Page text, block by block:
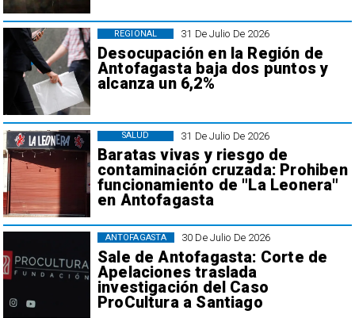
31 De Julio De 2026
Desocupación en la Región de
Antofagasta baja dos puntos y
alcanza un 6,2%
REGIONAL
31 De Julio De 2026
Baratas vivas y riesgo de
contaminación cruzada: Prohiben
funcionamiento de "La Leonera"
en Antofagasta
SALUD
30 De Julio De 2026
Sale de Antofagasta: Corte de
Apelaciones traslada
investigación del Caso
ProCultura a Santiago
ANTOFAGASTA